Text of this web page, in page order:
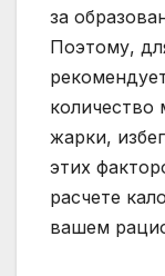
за
Поэтому,
количество
жарки,
этих
расчете
вашем